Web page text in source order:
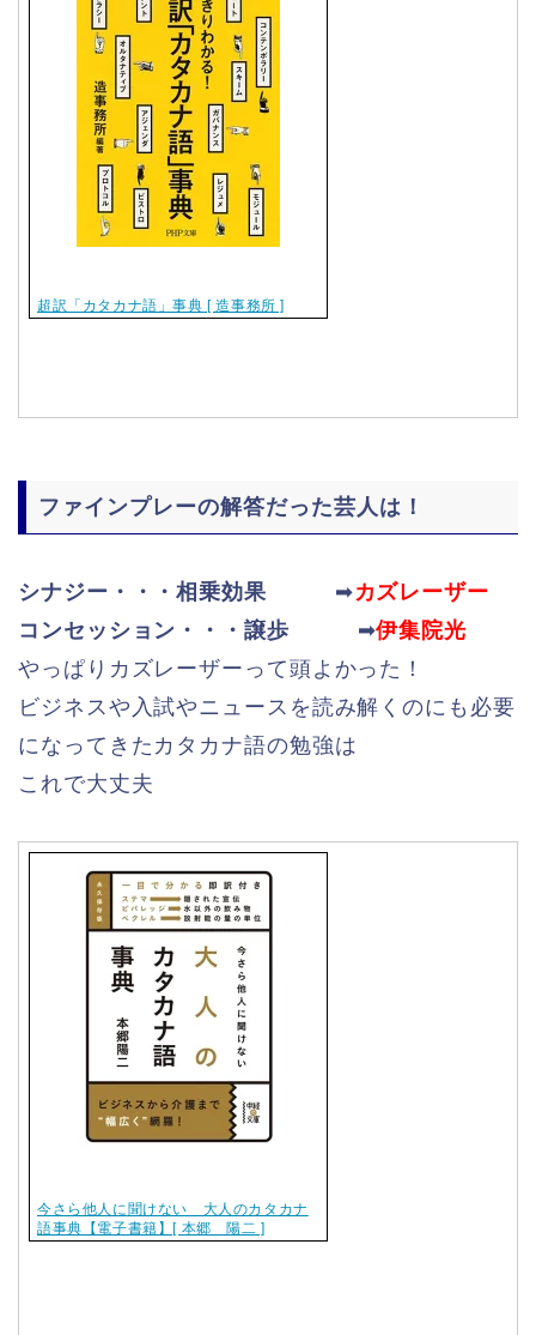
超訳「カタカナ語」事典 [ 造事務所 ]
ファインプレーの解答だった芸人は！
シナジー・・・相乗効果➡カズレーザー
コンセッション・・・譲歩 ➡伊集院光
やっぱりカズレーザーって頭よかった！
ビジネスや入試やニュースを読み解くのにも必要
になってきたカタカナ語の勉強は
これで大丈夫
今さら他人に聞けない 大人のカタカナ
語事典【電子書籍】[ 本郷 陽二 ]